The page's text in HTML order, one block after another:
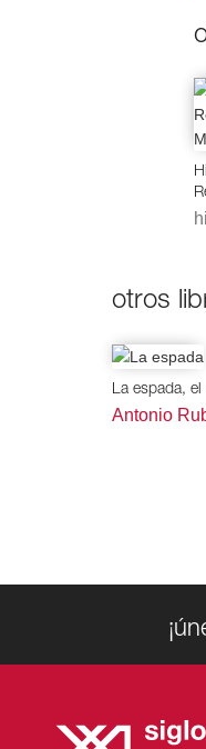
otros
La espada,
Antonio